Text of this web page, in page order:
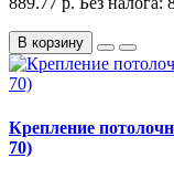
В корзину
Крепление
70)